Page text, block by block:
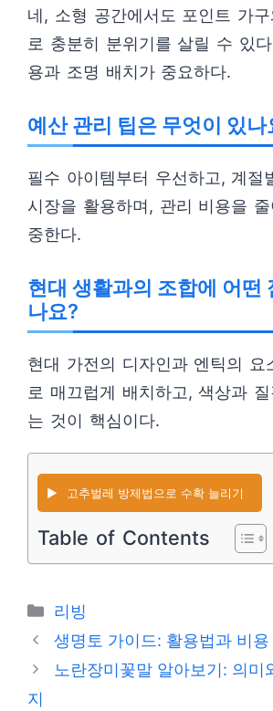
네, 소형 공간에서도 포인트 가
로 충분히 분위기를 살릴 수 있
용과 조명 배치가 중요하다.
예산 관리 팁은 무엇이 있나
필수 아이템부터 우선하고, 계절
시장을 활용하며, 관리 비용을
중한다.
현대 생활과의 조합에 어떤
나요?
현대 가전의 디자인과 엔틱의 요
로 매끄럽게 배치하고, 색상과
는 것이 핵심이다.
▶️ 고추벌레 방제법으로 수확 늘리기
Table of Contents
카
테
리
리빙
생명토 가이드: 활용법과 비용
노란장미꽃말 알아보기: 의미
지